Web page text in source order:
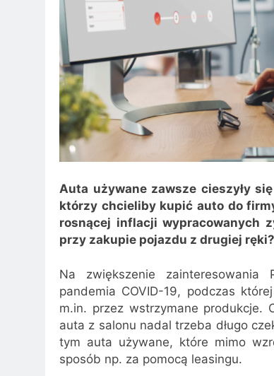
Auta używane zawsze cieszyły
którzy chcieliby kupić auto do
rosnącej inflacji wypracowanych
przy zakupie pojazdu z drugiej
Na zwiększenie zainteresowania
pandemia COVID-19, podczas
m.in. przez wstrzymane produkcje.
auta z salonu nadal trzeba długo
tym auta używane, które mimo
sposób np. za pomocą leasingu.